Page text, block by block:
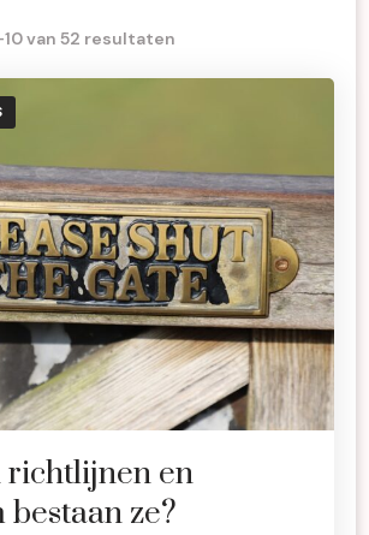
van 52 resultaten
richtlijnen en
ze?